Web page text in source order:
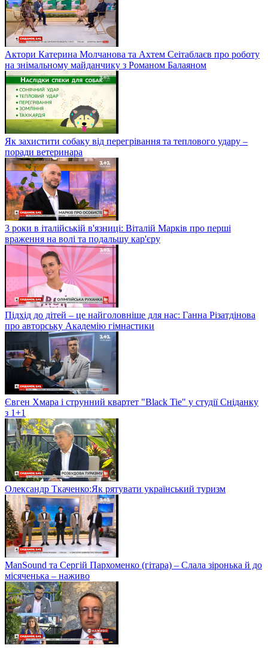
Актори Катерина Молчанова та Ахтем Сеітаблаєв про роботу
на знімальному майданчику з Романом Балаяном
Як захистити собаку від перегрівання та теплового удару –
поради ветеринара
3 роки в італійській в'язниці: Віталій Марків про перші
враження на волі та подальшу кар'єру
Підхід до дітей – це найголовніше для нас: Ганна Різатдінова
про авторську Академію гімнастики
Євген Хмара і струнний квартет "Black Tie" у студії Сніданку
з 1+1
Олександр Ткаченко:Як рятувати український туризм
ManSound та Сергій Пархоменко (гітара) – Слала зіронька й до
місяченька – наживо